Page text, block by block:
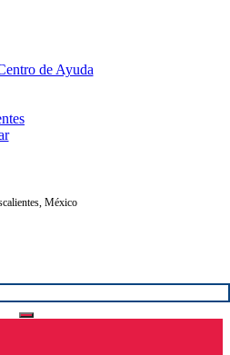
de Ayuda
México